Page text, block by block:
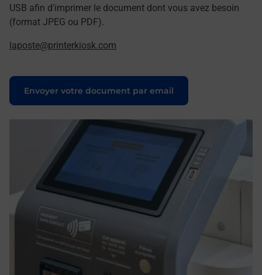
USB afin d'imprimer le document dont vous avez besoin
(format JPEG ou PDF).
laposte@printerkiosk.com
Envoyer votre document par email
Le lien s'ouvre dans un nouvel onglet